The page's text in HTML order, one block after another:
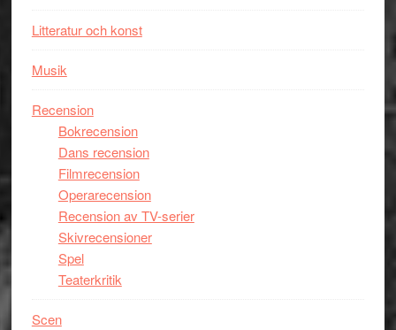
Litteratur och konst
Musik
Recension
Bokrecension
Dans recension
Filmrecension
Operarecension
Recension av TV-serier
Skivrecensioner
Spel
Teaterkritik
Scen